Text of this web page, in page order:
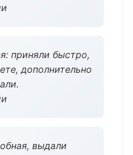
приняли быстро,
дополнительно
выдали